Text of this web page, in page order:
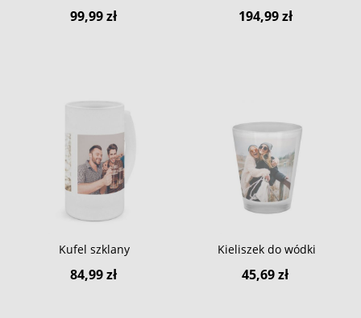
99,99 zł 194,99 zł
Kufel szklany
84,99 zł
Kieliszek do wódki
45,69 zł